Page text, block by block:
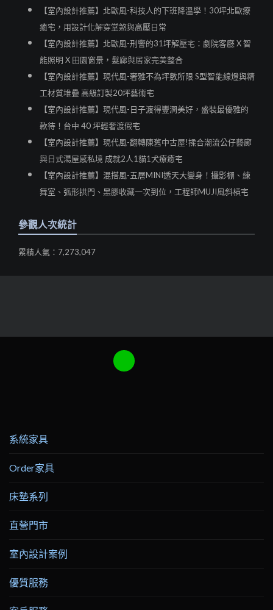
【室內設計推薦】北歐風-科技人的下班降溫學！30坪北歐療
癒宅，用設計化解穿堂煞與高壓日常
【室內設計推薦】北歐風-刑警的31坪解壓宅：劇院客廳 X 智
能照明 X 田園窗景，髮廊與居家完美整合
【室內設計推薦】現代風-奢雅不為坪數所限 S型智能線燈與精
工材質堆疊 高級訂製20坪藝術宅
【室內設計推薦】現代風-日子渡得豐潤美好，盛裝最優雅的
款待！台中 40 坪輕奢渡假宅
【室內設計推薦】現代風-翻轉陳舊中古屋!揉合潮流公仔藝廊
與日式湯屋感私境 成就2人1貓1犬療癒宅
【室內設計推薦】混搭風-五層MINI透天大變身！攝影棚、練
舞室、弧形拱門、黑膠收藏一次到位，工程師MUJI風斜槓宅
參觀人次統計
累積人氣：7,273,047
系統家具
Order家具
床墊系列
直營門市
室內設計案例
優質服務